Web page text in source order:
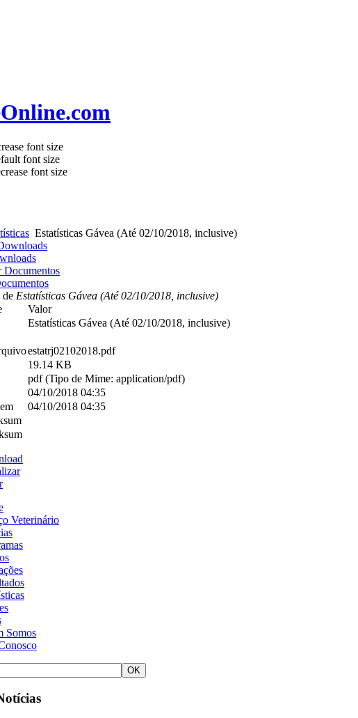
Estatísticas Gávea (Até 02/10/2018, inclusive)
deEstatísticas Gávea (Até 02/10/2018, inclusive)
Valor
Estatísticas Gávea (Até 02/10/2018, inclusive)
estatrj02102018.pdf
19.14 KB
pdf (Tipo de Mime: application/pdf)
04/10/2018 04:35
04/10/2018 04:35
Veterinário
Somos